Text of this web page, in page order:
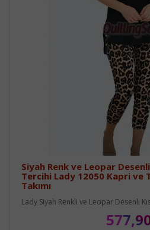
Siyah Renk ve Leopar
Tercihi Lady 12050 Kapri ve
Takımı
Lady Siyah Renkli ve Leopar Desenli